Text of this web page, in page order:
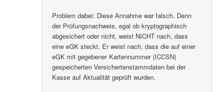
Problem dabei: Diese Annahme war falsch. Denn
der Prüfungsnachweis, egal ob kryptographisch
abgesichert oder nicht, weist NICHT nach, dass
eine eGK steckt. Er weist nach, dass die auf einer
eGK mit gegebener Kartennummer (ICCSN)
gespeicherten Versichertenstammdaten bei der
Kasse auf Aktualität geprüft wurden.